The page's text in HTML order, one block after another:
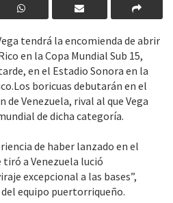
tendrá la encomienda de abrir
en la Copa Mundial Sub 15,
en el Estadio Sonora en la
boricuas debutarán en el
Venezuela, rival al que Vega
de dicha categoría.
de haber lanzado en el
a Venezuela lució
excepcional a las bases”,
equipo puertorriqueño.